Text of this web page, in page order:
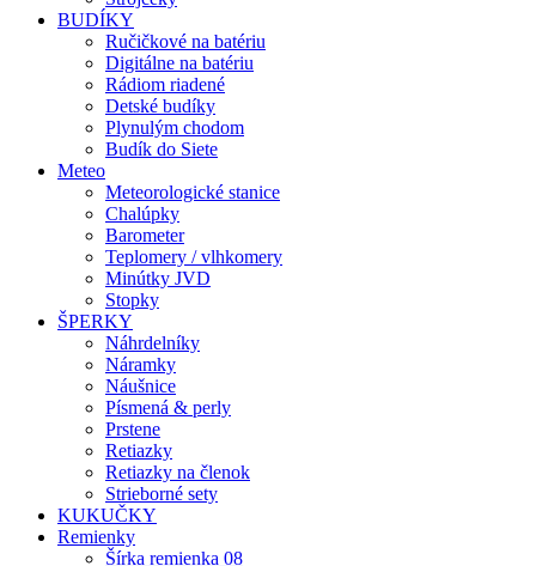
BUDÍKY
Ručičkové na batériu
Digitálne na batériu
Rádiom riadené
Detské budíky
Plynulým chodom
Budík do Siete
Meteo
Meteorologické stanice
Chalúpky
Barometer
Teplomery / vlhkomery
Minútky JVD
Stopky
ŠPERKY
Náhrdelníky
Náramky
Náušnice
Písmená & perly
Prstene
Retiazky
Retiazky na členok
Strieborné sety
KUKUČKY
Remienky
Šírka remienka 08